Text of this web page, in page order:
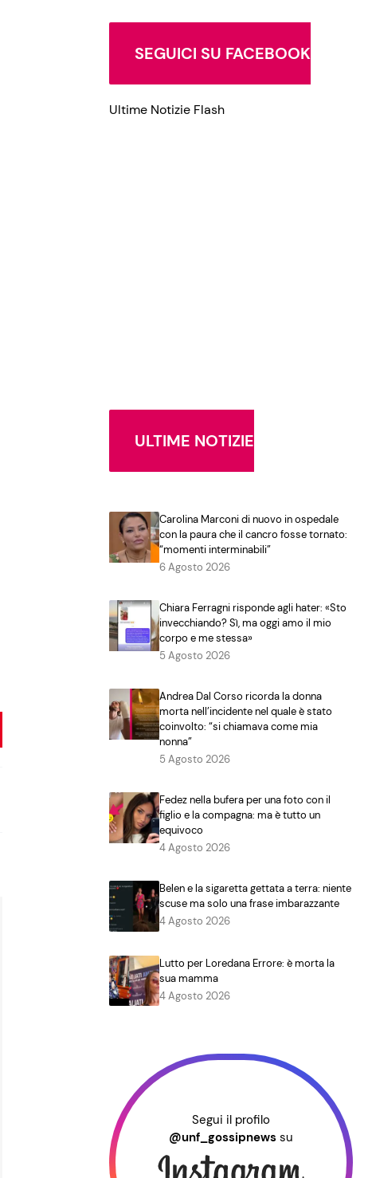
SEGUICI SU FACEBOOK
Ultime Notizie Flash
ULTIME NOTIZIE
Carolina Marconi di nuovo in ospedale
con la paura che il cancro fosse tornato:
“momenti interminabili”
6 Agosto 2026
Chiara Ferragni risponde agli hater: «Sto
invecchiando? Sì, ma oggi amo il mio
corpo e me stessa»
5 Agosto 2026
Andrea Dal Corso ricorda la donna
morta nell’incidente nel quale è stato
coinvolto: “si chiamava come mia
nonna”
5 Agosto 2026
Fedez nella bufera per una foto con il
figlio e la compagna: ma è tutto un
equivoco
4 Agosto 2026
Belen e la sigaretta gettata a terra: niente
scuse ma solo una frase imbarazzante
4 Agosto 2026
Lutto per Loredana Errore: è morta la
sua mamma
4 Agosto 2026
Segui il profilo
@unf_gossipnews su